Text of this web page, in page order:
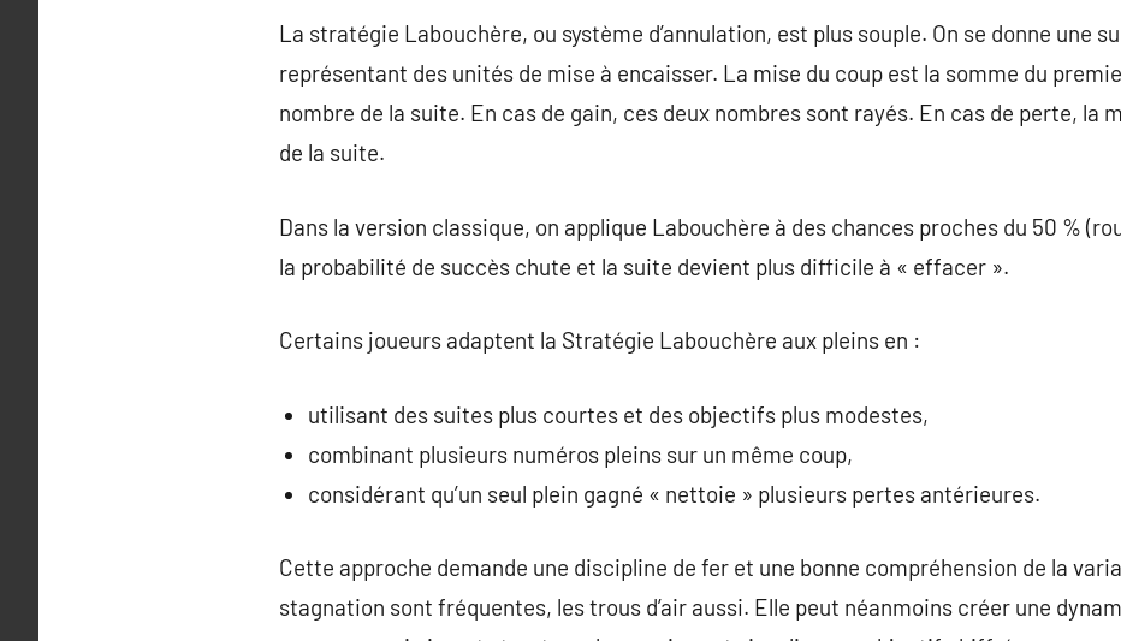
La stratégie Labouchère, ou système d’annulation, est plus souple. On se donne une
représentant des unités de mise à encaisser. La mise du coup est la somme du
nombre de la suite. En cas de gain, ces deux nombres sont rayés. En cas de perte, la
de la suite.
Dans la version classique, on applique Labouchère à des chances proches du 50 %
la probabilité de succès chute et la suite devient plus difficile à « effacer ».
Certains joueurs adaptent la Stratégie Labouchère aux pleins en :
utilisant des suites plus courtes et des objectifs plus modestes,
combinant plusieurs numéros pleins sur un même coup,
considérant qu’un seul plein gagné « nettoie » plusieurs pertes antérieures.
Cette approche demande une discipline de fer et une bonne compréhension de la
stagnation sont fréquentes, les trous d’air aussi. Elle peut néanmoins créer une